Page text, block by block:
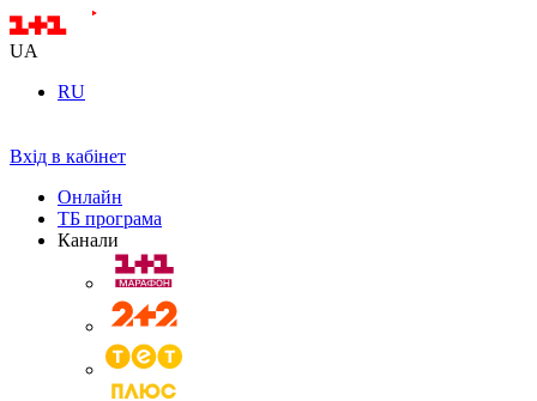
UA
RU
Вхід в кабінет
Онлайн
ТБ програма
Канали